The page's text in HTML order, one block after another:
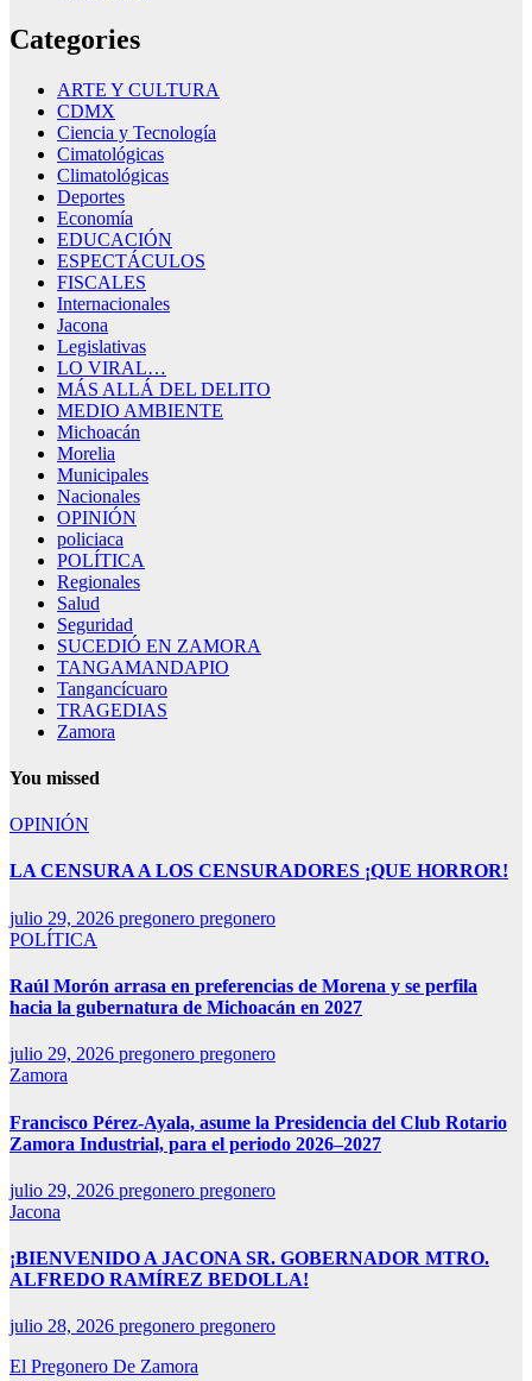
Categories
ARTE Y CULTURA
CDMX
Ciencia y Tecnología
Cimatológicas
Climatológicas
Deportes
Economía
EDUCACIÓN
ESPECTÁCULOS
FISCALES
Internacionales
Jacona
Legislativas
LO VIRAL…
MÁS ALLÁ DEL DELITO
MEDIO AMBIENTE
Michoacán
Morelia
Municipales
Nacionales
OPINIÓN
policiaca
POLÍTICA
Regionales
Salud
Seguridad
SUCEDIÓ EN ZAMORA
TANGAMANDAPIO
Tangancícuaro
TRAGEDIAS
Zamora
You missed
OPINIÓN
LA CENSURA A LOS CENSURADORES ¡QUE HORROR!
julio 29, 2026 pregonero pregonero
POLÍTICA
Raúl Morón arrasa en preferencias de Morena y se perfila
hacia la gubernatura de Michoacán en 2027
julio 29, 2026 pregonero pregonero
Zamora
Francisco Pérez-Ayala, asume la Presidencia del Club Rotario
Zamora Industrial, para el periodo 2026–2027
julio 29, 2026 pregonero pregonero
Jacona
¡BIENVENIDO A JACONA SR. GOBERNADOR MTRO.
ALFREDO RAMÍREZ BEDOLLA!
julio 28, 2026 pregonero pregonero
El Pregonero De Zamora